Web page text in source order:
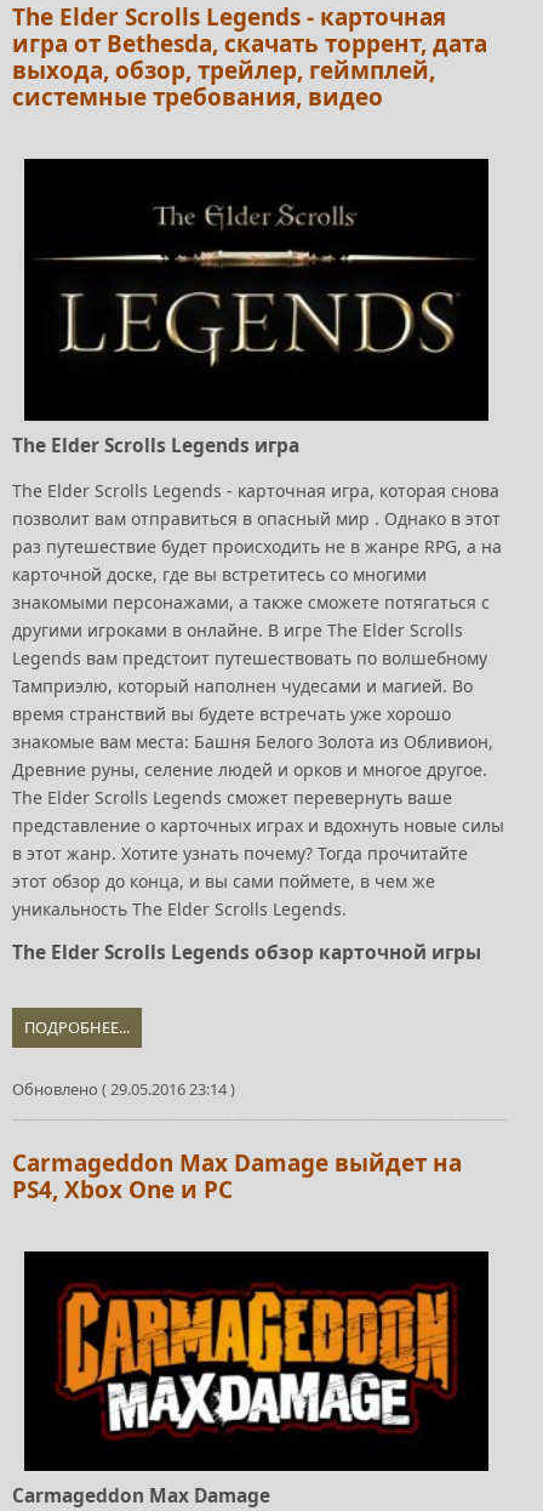
The Elder Scrolls Legends - карточная
игра от Bethesda, скачать торрент, дата
выхода, обзор, трейлер, геймплей,
системные требования, видео
The Elder Scrolls Legends игра
The Elder Scrolls Legends - карточная игра, которая снова
позволит вам отправиться в опасный мир . Однако в этот
раз путешествие будет происходить не в жанре RPG, а на
карточной доске, где вы встретитесь со многими
знакомыми персонажами, а также сможете потягаться с
другими игроками в онлайне. В игре The Elder Scrolls
Legends вам предстоит путешествовать по волшебному
Тамприэлю, который наполнен чудесами и магией. Во
время странствий вы будете встречать уже хорошо
знакомые вам места: Башня Белого Золота из Обливион,
Древние руны, селение людей и орков и многое другое.
The Elder Scrolls Legends сможет перевернуть ваше
представление о карточных играх и вдохнуть новые силы
в этот жанр. Хотите узнать почему? Тогда прочитайте
этот обзор до конца, и вы сами поймете, в чем же
уникальность The Elder Scrolls Legends.
The Elder Scrolls Legends обзор карточной игры
ПОДРОБНЕЕ...
Обновлено ( 29.05.2016 23:14 )
Сarmageddon Max Damage выйдет на
PS4, Xbox One и PC
Carmageddon Max Damage